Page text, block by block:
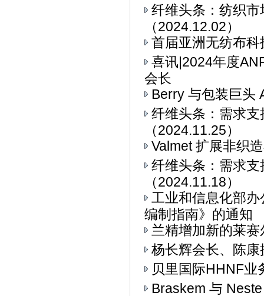
纤维头条：纺织
（2024.12.02）
首届亚洲无纺布
喜讯|2024年度
会长
Berry 与包装巨头
纤维头条：需求
（2024.11.25）
Valmet 扩展非织
纤维头条：需求
（2024.11.18）
工业和信息化部
编制指南》的通知
兰精增加新的莱
杨长辉会长、陈
贝里国际HHNF业
Braskem 与